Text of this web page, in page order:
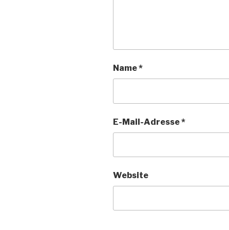
Name*
E-Mail-Adresse*
Website